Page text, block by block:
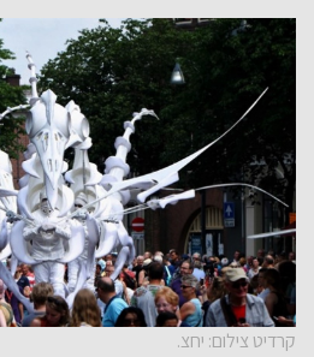
קרדיט צילום: יחצ.